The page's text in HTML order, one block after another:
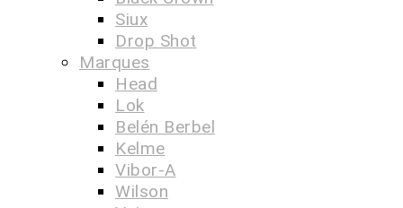
Siux
Drop Shot
Marques
Head
Lok
Belén Berbel
Kelme
Vibor-A
Wilson